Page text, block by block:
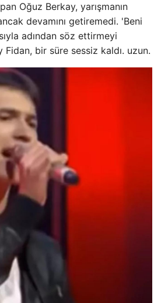
Oğuz Berkay, yarışmanın
devamını getiremedi. 'Beni
adından söz ettirmeyi
Fidan, bir süre sessiz kaldı. uzun.